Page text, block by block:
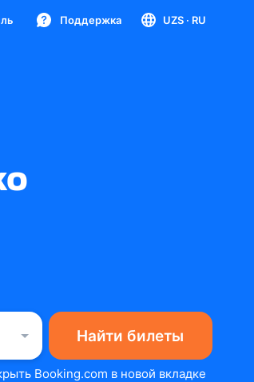
Поддержка UZS · RU
Найти билеты
Booking.com в новой вкладке